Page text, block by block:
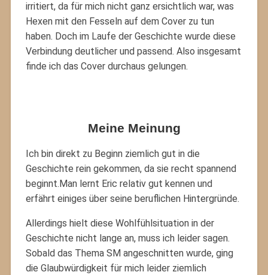
irritiert, da für mich nicht ganz ersichtlich war, was
Hexen mit den Fesseln auf dem Cover zu tun
haben. Doch im Laufe der Geschichte wurde diese
Verbindung deutlicher und passend. Also insgesamt
finde ich das Cover durchaus gelungen.
Meine Meinung
Ich bin direkt zu Beginn ziemlich gut in die
Geschichte rein gekommen, da sie recht spannend
beginnt.Man lernt Eric relativ gut kennen und
erfährt einiges über seine beruflichen Hintergründe.
Allerdings hielt diese Wohlfühlsituation in der
Geschichte nicht lange an, muss ich leider sagen.
Sobald das Thema SM angeschnitten wurde, ging
die Glaubwürdigkeit für mich leider ziemlich